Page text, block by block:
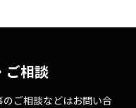
ご相談
ご相談などはお問い合